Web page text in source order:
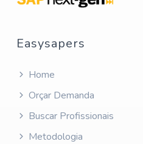
Easysapers
Home
Orçar Demanda
Buscar Profissionais
Metodologia